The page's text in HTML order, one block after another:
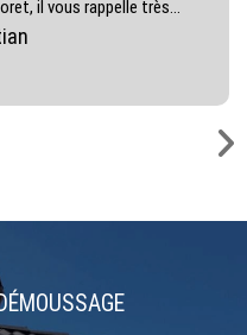
il vous rappelle très...